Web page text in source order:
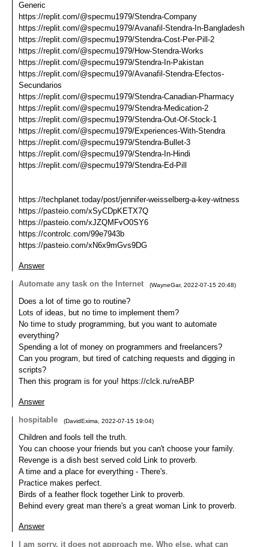
Generic
https://replit.com/@specmu1979/Stendra-Company
https://replit.com/@specmu1979/Avanafil-Stendra-In-Bangladesh
https://replit.com/@specmu1979/Stendra-Cost-Per-Pill-2
https://replit.com/@specmu1979/How-Stendra-Works
https://replit.com/@specmu1979/Stendra-In-Pakistan
https://replit.com/@specmu1979/Avanafil-Stendra-Efectos-
Secundarios
https://replit.com/@specmu1979/Stendra-Canadian-Pharmacy
https://replit.com/@specmu1979/Stendra-Medication-2
https://replit.com/@specmu1979/Stendra-Out-Of-Stock-1
https://replit.com/@specmu1979/Experiences-With-Stendra
https://replit.com/@specmu1979/Stendra-Bullet-3
https://replit.com/@specmu1979/Stendra-In-Hindi
https://replit.com/@specmu1979/Stendra-Ed-Pill
https://techplanet.today/post/jennifer-weisselberg-a-key-witness
https://pasteio.com/xSyCDpKETX7Q
https://pasteio.com/xJZQMFvO0SY6
https://controlc.com/99e7943b
https://pasteio.com/xN6x9mGvs9DG
Answer
Automate any task on the Internet
(WayneGar, 2022-07-15 20:48)
Does a lot of time go to routine?
Lots of ideas, but no time to implement them?
No time to study programming, but you want to automate
everything?
Spending a lot of money on programmers and freelancers?
Can you program, but tired of catching requests and digging in
scripts?
Then this program is for you! https://clck.ru/reABP
Answer
hospitable
(DavidExima 2022-07-15 19:04)
Children and fools tell the truth.
You can choose your friends but you can't choose your family.
Revenge is a dish best served cold Link to proverb.
A time and a place for everything - There's.
Practice makes perfect.
Birds of a feather flock together Link to proverb.
Behind every great man there's a great woman Link to proverb.
Answer
I am sorry, it does not approach me. Who else, what can